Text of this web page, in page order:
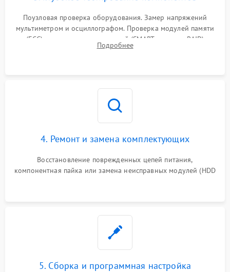
Поузловая проверка оборудования. Замер напряжений
мультиметром и осциллографом. Проверка модулей памяти
(ECC) и состояния накопителей (SMART, массивы RAID)
специализированными диагностическими утилитами.
Подробнее
4. Ремонт и замена комплектующих
Восстановление поврежденных цепей питания,
компонентная пайка или замена неисправных модулей (HDD
5. Сборка и программная настройка